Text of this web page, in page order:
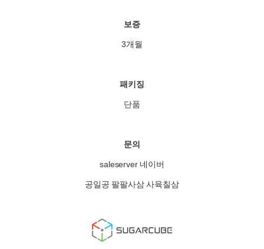
보증
3개월
패키징
단품
문의
saleserver 네이버
공일공 팔팔사삼 사육칠삼